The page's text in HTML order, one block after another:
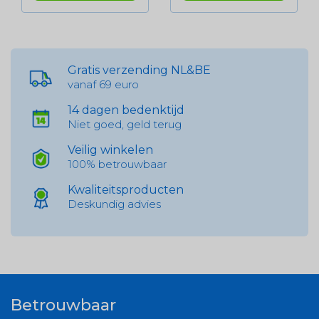
Gratis verzending NL&BE
vanaf 69 euro
14 dagen bedenktijd
Niet goed, geld terug
Veilig winkelen
100% betrouwbaar
Kwaliteitsproducten
Deskundig advies
Betrouwbaar